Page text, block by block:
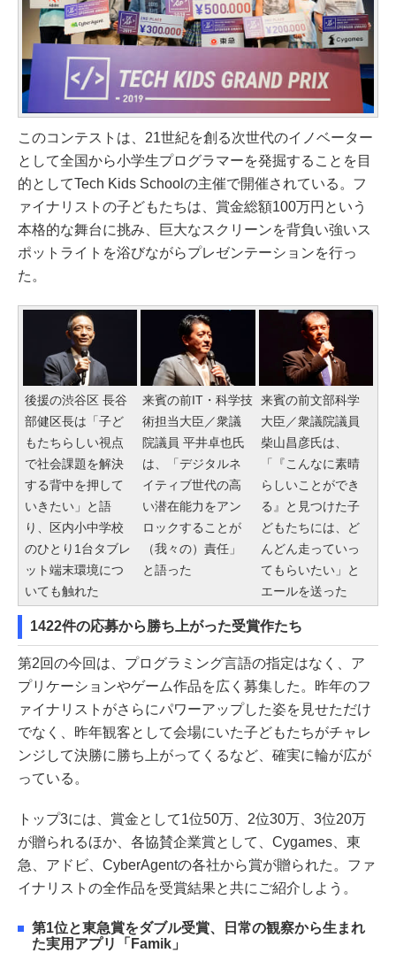
このコンテストは、21世紀を創る次世代のイノベーター
として全国から小学生プログラマーを発掘することを目
的としてTech Kids Schoolの主催で開催されている。フ
ァイナリストの子どもたちは、賞金総額100万円という
本格的な舞台に挑み、巨大なスクリーンを背負い強いス
ポットライトを浴びながらプレゼンテーションを行っ
た。
後援の渋谷区 長谷
部健区長は「子ど
もたちらしい視点
で社会課題を解決
する背中を押して
いきたい」と語
り、区内小中学校
のひとり1台タブレ
ット端末環境につ
いても触れた
来賓の前IT・科学技
術担当大臣／衆議
院議員 平井卓也氏
は、「デジタルネ
イティブ世代の高
い潜在能力をアン
ロックすることが
（我々の）責任」
と語った
来賓の前文部科学
大臣／衆議院議員
柴山昌彦氏は、
「『こんなに素晴
らしいことができ
る』と見つけた子
どもたちには、ど
んどん走っていっ
てもらいたい」と
エールを送った
1422件の応募から勝ち上がった受賞作たち
第2回の今回は、プログラミング言語の指定はなく、ア
プリケーションやゲーム作品を広く募集した。昨年のフ
ァイナリストがさらにパワーアップした姿を見せただけ
でなく、昨年観客として会場にいた子どもたちがチャレ
ンジして決勝に勝ち上がってくるなど、確実に輪が広が
っている。
トップ3には、賞金として1位50万、2位30万、3位20万
が贈られるほか、各協賛企業賞として、Cygames、東
急、アドビ、CyberAgentの各社から賞が贈られた。ファ
イナリストの全作品を受賞結果と共にご紹介しよう。
第1位と東急賞をダブル受賞、日常の観察から生まれ
た実用アプリ「Famik」